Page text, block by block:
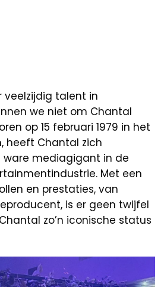
veelzijdig talent in
we niet om Chantal
op 15 februari 1979 in het
heeft Chantal zich
ware mediagigant in de
Met een
en prestaties, van
is er geen twijfel
zo’n iconische status